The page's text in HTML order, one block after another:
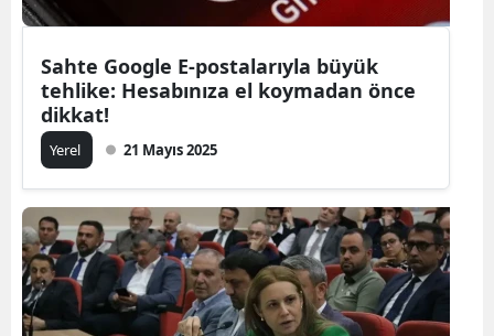
Sahte Google E-postalarıyla büyük
tehlike: Hesabınıza el koymadan önce
dikkat!
Yerel 21 Mayıs 2025